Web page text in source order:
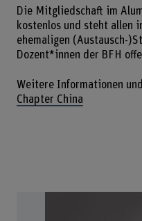
Die Mitgliedschaft im
kostenlos und steht allen
ehemaligen (Austausch-
Dozent*innen der BFH
Weitere Informationen
Chapter China